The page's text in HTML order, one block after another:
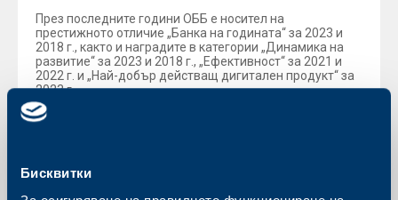
Бисквитки
През последните години ОББ е носител на
престижното отличие „Банка на годината“ за 2023 и
2018 г., както и наградите в категории „Динамика на
развитие“ за 2023 и 2018 г., „Ефективност“ за 2021 и
2022 г. и „Най-добър действащ дигитален продукт“ за
2023 г.
Наградите „Банка на годината“ се организират
класацията излъчва победители в три основни